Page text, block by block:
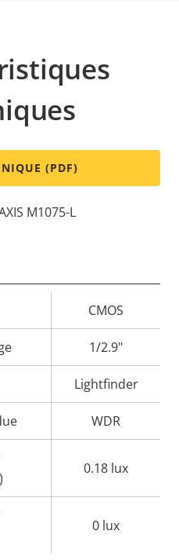
(PDF)
M1075-L
CMOS
1/2.9"
Lightfinder
WDR
0.18 lux
0 lux